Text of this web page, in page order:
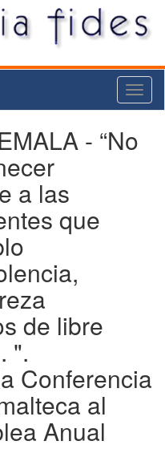
- “No
a las
que
de libre
".
Conferencia
al
Anual